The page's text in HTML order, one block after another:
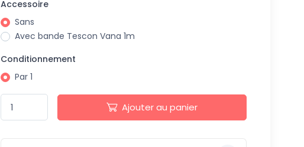
Accessoire
Sans
Avec bande Tescon Vana 1m
Conditionnement
Par 1
Ajouter au panier